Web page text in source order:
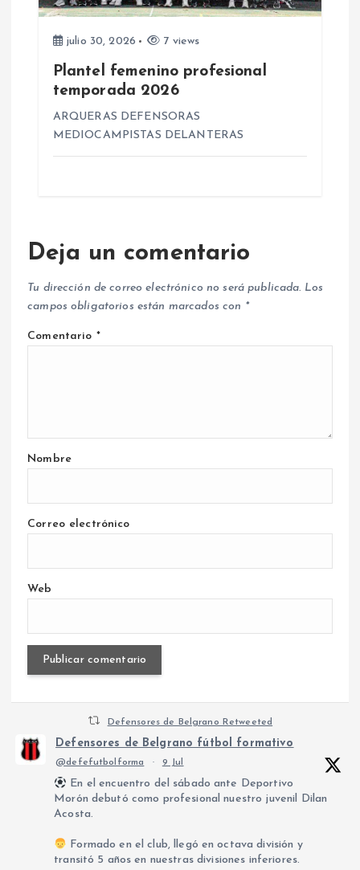
julio 30, 2026 7 views
Plantel femenino profesional
temporada 2026
ARQUERAS DEFENSORAS
MEDIOCAMPISTAS DELANTERAS
Deja un comentario
Tu dirección de correo electrónico no será publicada. Los
campos obligatorios están marcados con *
Comentario *
Nombre
Correo electrónico
Web
Defensores de Belgrano Retweeted
Defensores de Belgrano fútbol formativo
@defefutbolforma · 9 Jul
En el encuentro del sábado ante Deportivo
Morón debutó como profesional nuestro juvenil Dilan
Acosta.
Formado en el club, llegó en octava división y
transitó 5 años en nuestras divisiones inferiores.